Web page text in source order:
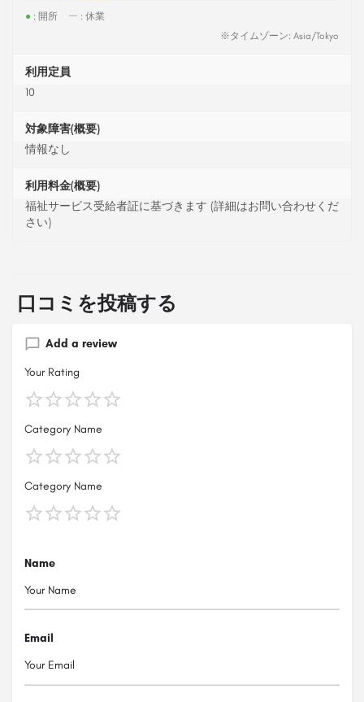
● : 開所 ー : 休業
※タイムゾーン: Asia/Tokyo
利用定員
10
対象障害(概要)
情報なし
利用料金(概要)
福祉サービス受給者証に基づきます (詳細はお問い合わせくだ
さい)
口コミを投稿する
Add a review
Your Rating
Category Name
Category Name
Name
Email